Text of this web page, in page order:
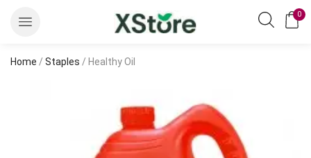
0
Home / Staples / Healthy Oil